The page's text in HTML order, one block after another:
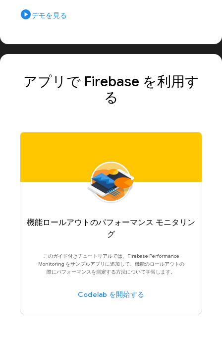
play_circleデモを見る
アプリで Firebase を利用す
る
機能ロールアウトのパフォーマンス モニタリン
グ
このガイド付きチュートリアルでは、Firebase Performance
Monitoring をサンプルアプリに追加して、機能のロールアウトの
際にパフォーマンスを測定する方法について学習します。
Codelab を開始する